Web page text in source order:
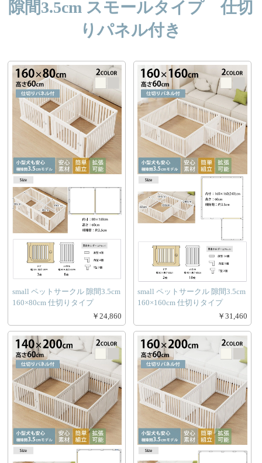
隙間3.5cm スモールタイプ 仕切
りパネル付き
small ペットサークル 隙間3.5cm
160×80cm 仕切りタイプ
￥24,860
small ペットサークル 隙間3.5cm
160×160cm 仕切りタイプ
￥31,460